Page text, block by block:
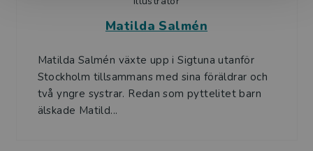
Matilda Salmén
Matilda Salmén växte upp i Sigtuna utanför
Stockholm tillsammans med sina föräldrar och
två yngre systrar. Redan som pyttelitet barn
älskade Matild...